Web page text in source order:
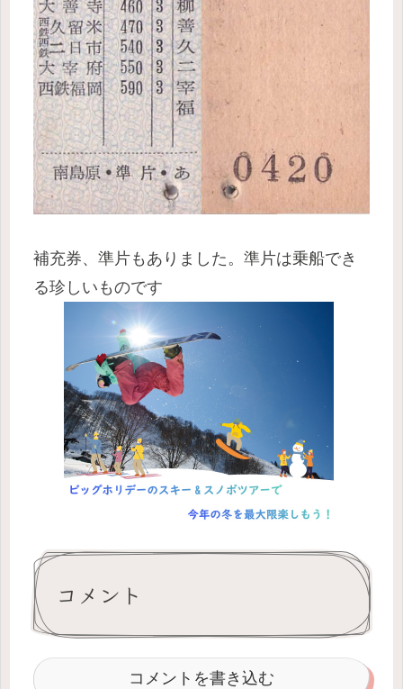
補充券、準片もありました。準片は乗船でき
る珍しいものです
コメント
コメントを書き込む